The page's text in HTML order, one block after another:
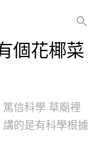
個花椰菜
信科學 草廟裡
的是有科學根據